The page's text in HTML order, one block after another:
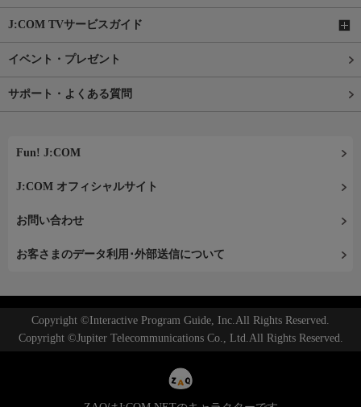
J:COM TVサービスガイド
イベント・プレゼント
サポート・よくある質問
Fun! J:COM
J:COM オフィシャルサイト
お問い合わせ
お客さまのデータ利用･外部送信について
Copyright ©Interactive Program Guide, Inc.All Rights Reserved.
Copyright ©Jupiter Telecommunications Co., Ltd.All Rights Reserved.